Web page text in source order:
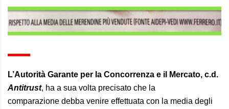
L’Autorità Garante per la Concorrenza e il Mercato, c.d.
Antitrust, ha a sua volta precisato che la
comparazione debba venire effettuata con la media degli